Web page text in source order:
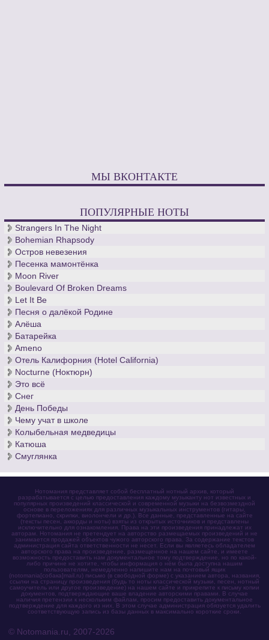
МЫ ВКОНТАКТЕ
ПОПУЛЯРНЫЕ НОТЫ
Strangers In The Night
Bohemian Rhapsody
Остров невезения
Песенка мамонтёнка
Moon River
Boulevard Of Broken Dreams
Let It Be
Песня о далёкой Родине
Алёша
Батарейка
Ameno
Отель Калифорния (Hotel California)
Nocturne (Ноктюрн)
Это всё
Снег
День Победы
Чему учат в школе
Колыбельная медведицы
Катюша
Смуглянка
Нотомания представляет собой бесплатный нотный архив, который
разрабатывается с целью предоставления каждому музыканту нот известных и
популярных произведений классической и современной музыки на безвозмездной
основе в переложениях для различных музыкальных инструментов (гитары,
фортепиано, скрипки, виолончели и др.). Все данные, представленные на сайте
(тексты песен, аккорды и ноты) взяты из открытых источников и представлены
исключительно для ознакомления. Права на эти произведения принадлежат их
авторам. Нотомания не претендует на авторство размещаемых произведений и не
занимается продажей объектов чужого авторского права. За содержание текстов
администрация сайта ответственности не несет. Если вы являетесь обладателем
авторского права на произведение, размещенное на нашем сайте, и имеете
возможность предоставить нам документальное тому подтверждение, но по какой-
либо причине не хотите, чтобы информация о нём была доступна нашим
пользователям, немедленно напишите нам на почтовый ящик
(notomania[собака]mail.ru) письмо (в свободной форме) с указанием автора, названия,
ссылки на страницу произведения (будь то ноты классической музыки, песен, нотный
самоучитель или другое произведение) на нашем сайте и прикрепите к письму копии
документов, подтверждающие ваше владение авторскими правами. В случае
наличия претензии к нескольким файлам, просим предоставить документальное
подтверждение для каждого из них. В этом случае администрация обязуется удалить
соответствующую запись из базы данных в максимально короткие сроки.
© Notomania.ru, 2007-2026